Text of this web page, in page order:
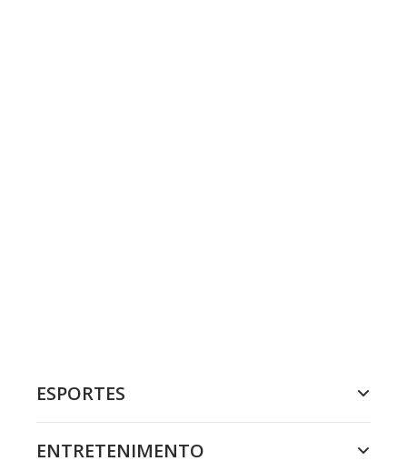
ESPORTES
ENTRETENIMENTO